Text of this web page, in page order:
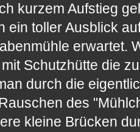
kurzem Aufstieg
ein toller Ausblick
erwartet.
Schutzhütte die
durch die
des
kleine Brücken